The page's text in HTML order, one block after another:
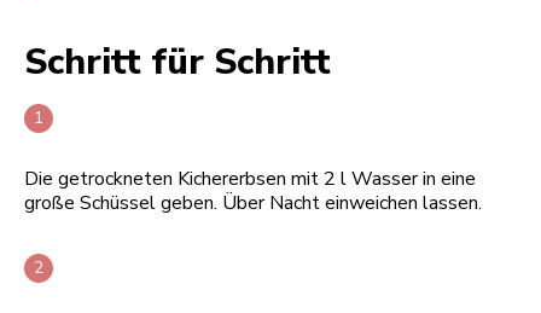
Schritt für Schritt
Die getrockneten Kichererbsen mit 2 l Wasser in eine
große Schüssel geben. Über Nacht einweichen lassen.